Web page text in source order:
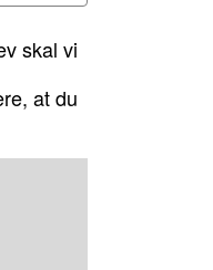
skal vi
at du